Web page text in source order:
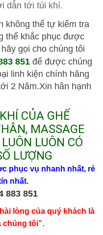
dẫn tới túi khí.
không thể tự kiểm tra
thể khắc phục được
gọi cho chúng tôi
851 để được chúng
linh kiện chính hãng
2 Năm.Xin hân hạnh
CỦA GHẾ
MASSAGE
LUÔN CÓ
LƯỢNG
phục vụ nhanh nhất, rẻ
nhất.
883 851
lòng của quý khách là
chúng tôi”.